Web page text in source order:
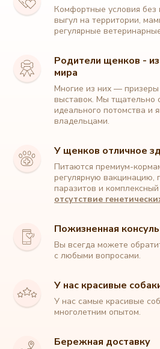
Комфортные условия без
выгул на территории,
регулярные
Родители щенков -
мира
Многие из них —
выставок. Мы тщательно
идеального потомства и
владельцами.
У щенков отличное
Питаются премиум-
регулярную вакцинацию,
паразитов и комплексный
отсутствие
Пожизненная
Вы всегда можете
с любыми вопросами.
У нас красивые
У нас самые красивые
многолетним опытом.
Бережная доставку
+7 (912) 329 90 22
Питомник собак породы Мальтипу